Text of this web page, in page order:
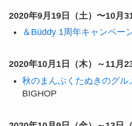
2020年9月19日（土）〜10月
＆Büddy 1周年キャンペー
2020年10月1日（木）～11月
秋のまんぷくたぬきのグル
BIGHOP